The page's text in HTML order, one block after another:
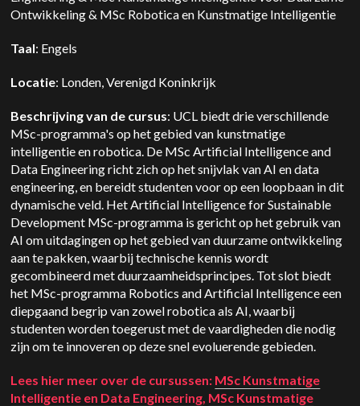
Ontwikkeling & MSc Robotica en Kunstmatige Intelligentie
Taal: Engels
Locatie: Londen, Verenigd Koninkrijk
Beschrijving van de cursus: UCL biedt drie verschillende
MSc-programma's op het gebied van kunstmatige
intelligentie en robotica. De MSc Artificial Intelligence and
Data Engineering richt zich op het snijvlak van AI en data
engineering, en bereidt studenten voor op een loopbaan in dit
dynamische veld. Het Artificial Intelligence for Sustainable
Development MSc-programma is gericht op het gebruik van
AI om uitdagingen op het gebied van duurzame ontwikkeling
aan te pakken, waarbij technische kennis wordt
gecombineerd met duurzaamheidsprincipes. Tot slot biedt
het MSc-programma Robotics and Artificial Intelligence een
diepgaand begrip van zowel robotica als AI, waarbij
studenten worden toegerust met de vaardigheden die nodig
zijn om te innoveren op deze snel evoluerende gebieden.
Lees hier meer over de cursussen: MSc Kunstmatige
Intelligentie en Data Engineering, MSc Kunstmatige